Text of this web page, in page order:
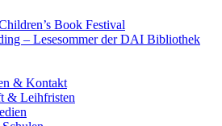
Book Festival
– Lesesommer der DAI Bibliothek
& Kontakt
& Leihfristen